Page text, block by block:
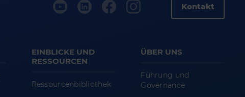
Kontakt
EINBLICKE UND
RESSOURCEN
Ressourcenbibliothek
ÜBER UNS
Führung und
Governance